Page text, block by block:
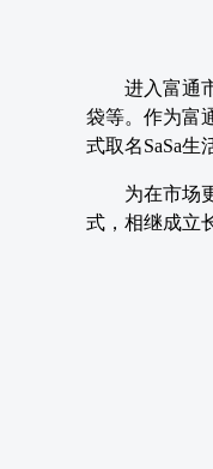
进入富通
袋等。作为富
式取名SaSa生
为在市场
式，相继成立